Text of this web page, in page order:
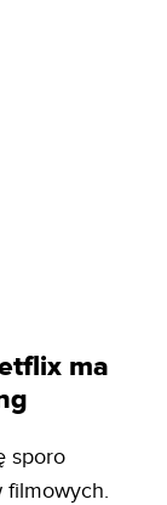
ma
sporo
filmowych.